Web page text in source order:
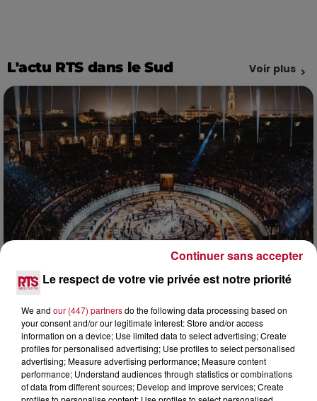
L'actu RTS dans le Sud Voir plus
6 août 2026
LES ARÈNES CES 3...
Après un franc succès l'été dernier, le spectacle « Le Rêve
du gladiateur » revient illuminer l'amphithéâtre romain les 6,
7 et 8 août. Une fresque nocturne...
Le respect de votre vie privée est notre priorité
We and our (447) partnersdo the following data processing based on
your consent and/or our legitimate interest: Store and/or access
information on a device; Use limited data to select advertising; Create
profiles for personalised advertising; Use profiles to select personalised
advertising; Measure advertising performance; Measure content
performance; Understand audiences through statistics or combinations
of data from different sources; Develop and improve services; Create
Continuer sans accepter